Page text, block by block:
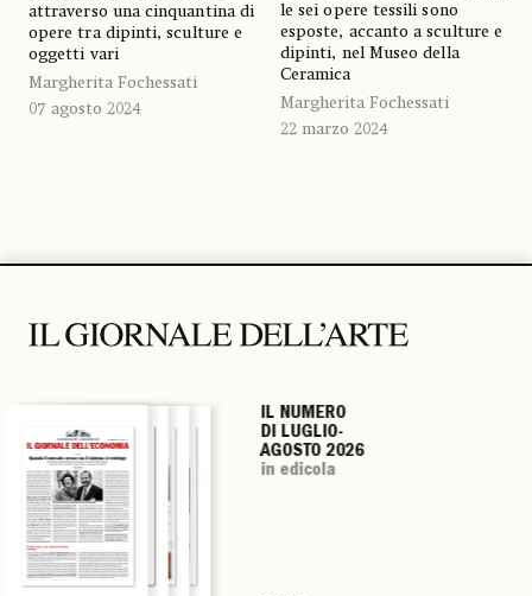
attraverso una cinquantina di
opere tra dipinti, sculture e
oggetti vari
Margherita Fochessati
07 agosto 2024
le sei opere tessili sono
esposte, accanto a sculture e
dipinti, nel Museo della
Ceramica
Margherita Fochessati
22 marzo 2024
IL NUMERO
DI LUGLIO-
AGOSTO 2026
in edicola
IL NUMERO
DI LUGLIO-
AGOSTO 2026
in edicola
IL NUMERO
DI LUGLIO-
AGOSTO 2026
in edicola
IL NUMERO
DI LUGLIO-
AGOSTO 2026
in edicola